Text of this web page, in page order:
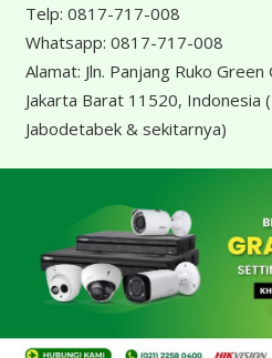
Telp: 0817-717-008
Whatsapp: 0817-717-008
Alamat: Jln. Panjang Ruko
Jakarta Barat 11520, Indonesia
Jabodetabek & sekitarnya)